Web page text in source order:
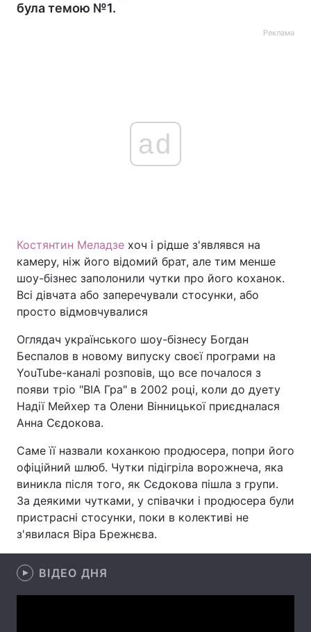
Головна Війна
Україна Політика
Економіка
Спорт Наука
Техно і зв'язок Лайт
Зброя Інциденти
Цікавинки Погода
Екологія Регіони
Лонгріди
Відео з Youtube
Інтерв'ю Думки
була темою №1.
Реклама
ad
Костянтин Меладзе хоч і рідше з'являвся на
камеру, ніж його відомий брат, але тим менше
шоу-бізнес заполонили чутки про його коханок.
Всі дівчата або заперечували стосунки, або
просто відмовчувалися
Оглядач українського шоу-бізнесу Богдан
Беспалов в новому випуску своєї програми на
YouTube-каналі розповів, що все почалося з
появи тріо "ВІА Гра" в 2002 році, коли до дуету
Надії Мейхер та Олени Вінницької приєдналася
Анна Сєдокова.
Саме її назвали коханкою продюсера, попри його
офіційний шлюб. Чутки підігріла ворожнеча, яка
виникла після того, як Сєдокова пішла з групи.
За деякими чутками, у співачки і продюсера були
пристрасні стосунки, поки в колективі не
з'явилася Віра Брежнєва.
ВІДЕО ДНЯ